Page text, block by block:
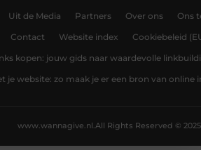
Uit de Media Partners Over ons Ons
Contact Website index Cookiebeleid
kopen: jouw gids naar waardevolle
je website: zo maak je er een bron van online
All Rights Reserved © 2025
www.wannagive.nl.